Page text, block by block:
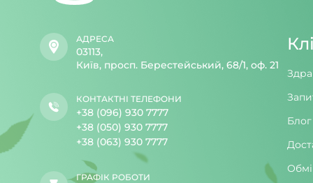
АДРЕСА
03113,
Київ, просп. Берестейський, 68/1, оф. 21
КОНТАКТНІ ТЕЛЕФОНИ
+38 (096) 930 7777
+38 (050) 930 7777
+38 (063) 930 7777
ГРАФІК РОБОТИ
Блог